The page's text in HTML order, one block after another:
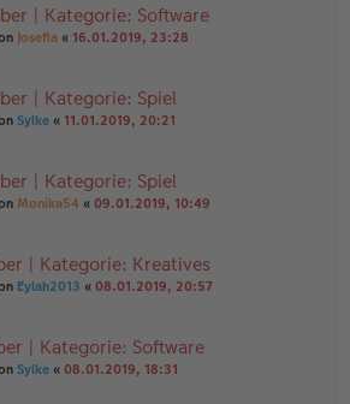
| Kategorie: Software
Josefia « 16.01.2019, 23:28
| Kategorie: Spiel
Sylke « 11.01.2019, 20:21
| Kategorie: Spiel
Monika54 « 09.01.2019, 10:49
| Kategorie: Kreatives
Eylah2013 « 08.01.2019, 20:57
| Kategorie: Software
Sylke « 08.01.2019, 18:31